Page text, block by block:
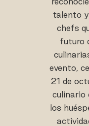
talento
chefs
futuro
evento,
21 de
culinario
los